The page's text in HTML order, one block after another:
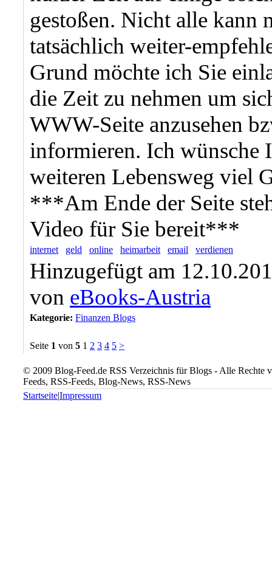
gestoßen. Nicht alle kann
tatsächlich weiter-
Grund möchte ich Sie
die Zeit zu nehmen um
WWW-Seite anzusehen
informieren. Ich wünsche
weiteren Lebensweg viel
***Am Ende der Seite
Video für Sie bereit***
internet geld online heimarbeit email verdienen
Hinzugefügt am
von eBooks-Austria
Kategorie: Finanzen Blogs
Seite 1 von 5 1 2 3 4 5 >
© 2009 Blog-Feed.de RSS Verzeichnis für Blogs - Alle Rechte
Feeds, RSS-Feeds, Blog-News, RSS-News
Startseite|Impressum